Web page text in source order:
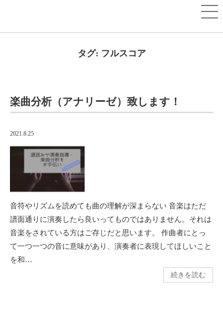
タグ: フルスコア
楽曲分析（アナリーゼ）致します！
2021.8.25
音符やリズムを読めても曲の理解が深まらない 音楽はただ
譜面通りに演奏したら良いってものではありません。それは
音楽をされている方はご存じだと思います。 作曲者にとっ
て一つ一つの音に意味があり、演奏者に表現してほしいこと
を和…
続きを読む